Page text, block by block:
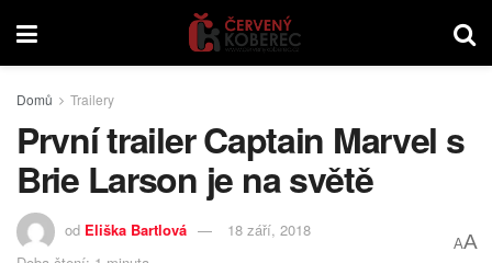
Domů Trailery
První trailer Captain Marvel s
Brie Larson je na světě
od Eliška Bartlová
18 září, 2018
AA